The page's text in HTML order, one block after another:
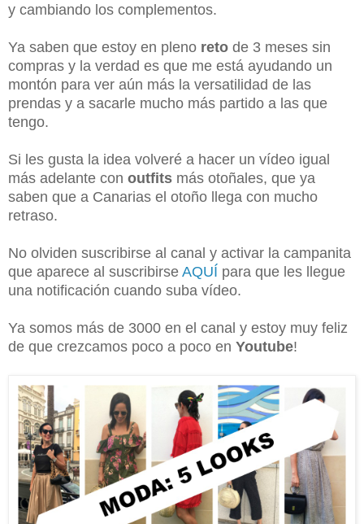
y cambiando los complementos.
Ya saben que estoy en pleno reto de 3 meses sin
compras y la verdad es que me está ayudando un
montón para ver aún más la versatilidad de las
prendas y a sacarle mucho más partido a las que
tengo.
Si les gusta la idea volveré a hacer un vídeo igual
más adelante con outfits más otoñales, que ya
saben que a Canarias el otoño llega con mucho
retraso.
No olviden suscribirse al canal y activar la campanita
que aparece al suscribirse AQUÍ para que les llegue
una notificación cuando suba vídeo.
Ya somos más de 3000 en el canal y estoy muy feliz
de que crezcamos poco a poco en Youtube!